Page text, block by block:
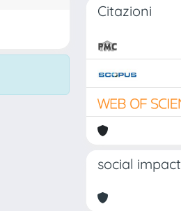
Citazioni
social impact